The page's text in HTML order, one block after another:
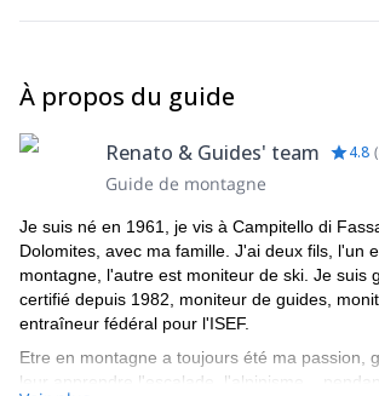
À propos du guide
Renato & Guides' team 4.8 (
Guide de montagne
Je suis né en 1961, je vis à Campitello di
Dolomites, avec ma famille. J'ai deux fils, l'un
montagne, l'autre est moniteur de ski. Je suis
certifié depuis 1982, moniteur de guides,
entraîneur fédéral pour l'ISEF.
Etre en montagne a toujours été ma passion,
leur apprendre l'escalade, l'alpinisme...